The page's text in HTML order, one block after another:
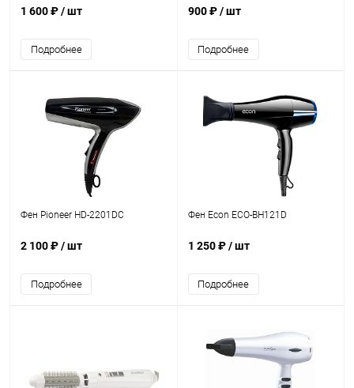
1 600 ₽/ шт
Подробнее
900 ₽/ шт
Подробнее
Фен Pioneer HD-2201DC
2 100 ₽/ шт
Подробнее
Фен Econ ECO-BH121D
1 250 ₽/ шт
Подробнее